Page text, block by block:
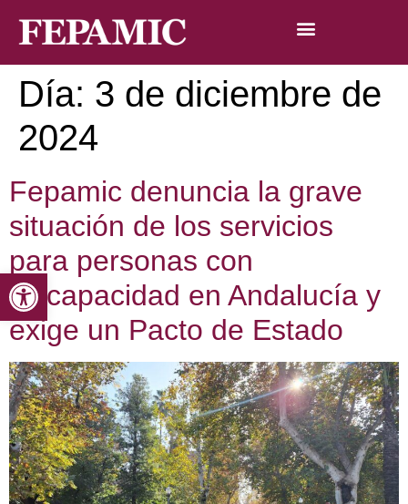
Abrir barra de herramientas
Día: 3 de diciembre de
2024
Fepamic denuncia la grave
situación de los servicios
para personas con
discapacidad en Andalucía y
exige un Pacto de Estado